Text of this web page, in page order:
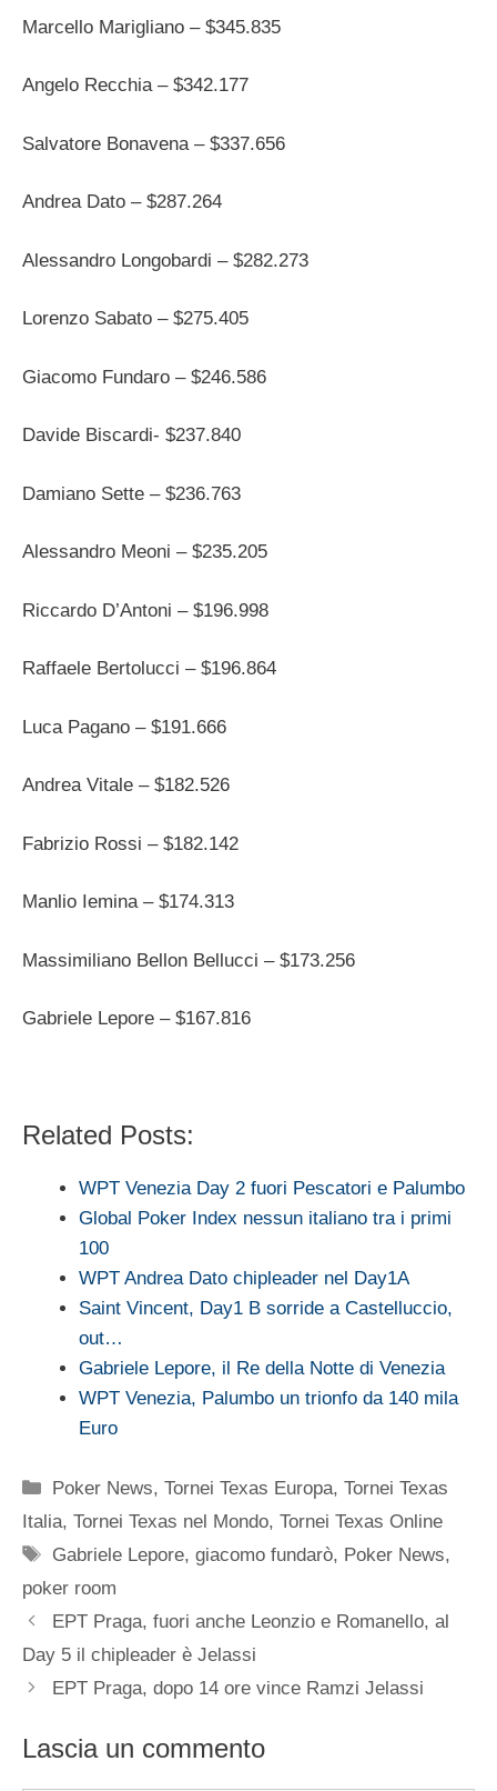
Marcello Marigliano – $345.835
Angelo Recchia – $342.177
Salvatore Bonavena – $337.656
Andrea Dato – $287.264
Alessandro Longobardi – $282.273
Lorenzo Sabato – $275.405
Giacomo Fundaro – $246.586
Davide Biscardi- $237.840
Damiano Sette – $236.763
Alessandro Meoni – $235.205
Riccardo D’Antoni – $196.998
Raffaele Bertolucci – $196.864
Luca Pagano – $191.666
Andrea Vitale – $182.526
Fabrizio Rossi – $182.142
Manlio Iemina – $174.313
Massimiliano Bellon Bellucci – $173.256
Gabriele Lepore – $167.816
Related Posts:
WPT Venezia Day 2 fuori Pescatori e Palumbo
Global Poker Index nessun italiano tra i primi
100
WPT Andrea Dato chipleader nel Day1A
Saint Vincent, Day1 B sorride a Castelluccio,
out…
Gabriele Lepore, il Re della Notte di Venezia
WPT Venezia, Palumbo un trionfo da 140 mila
Euro
Categorie
Poker News,Tornei Texas Europa,Tornei Texas
Italia, Tornei Texas nel Mondo, Tornei Texas Online
Tag
Gabriele Lepore,giacomo fundarò, Poker News,
poker room
EPT Praga, fuori anche Leonzio e Romanello, al
Day 5 il chipleader è Jelassi
EPT Praga, dopo 14 ore vince Ramzi Jelassi
Lascia un commento